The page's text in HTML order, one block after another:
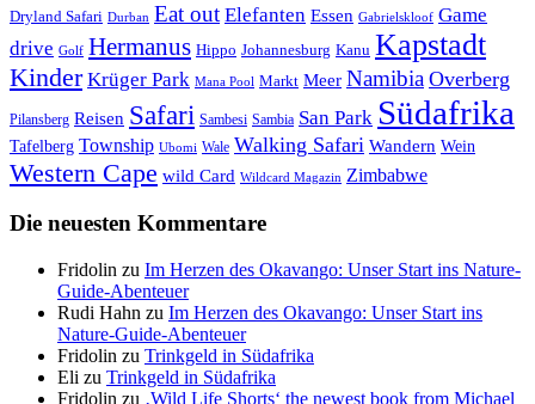
Dryland Safari Durban Eat out Elefanten Essen Gabrielskloof Game
drive Golf Hermanus Hippo Johannesburg Kanu Kapstadt
Kinder Krüger Park Mana Pool Markt Meer Namibia Overberg
Pilansberg Reisen Safari Sambesi Sambia San Park Südafrika
Tafelberg Township Ubomi Wale Walking Safari Wandern Wein
Western Cape wild Card Wildcard Magazin Zimbabwe
Die neuesten Kommentare
Fridolin zu Im Herzen des Okavango: Unser Start ins Nature-
Guide-Abenteuer
Rudi Hahn zu Im Herzen des Okavango: Unser Start ins
Nature-Guide-Abenteuer
Fridolin zu Trinkgeld in Südafrika
Eli zu Trinkgeld in Südafrika
Fridolin zu ‚Wild Life Shorts‘ the newest book from Michael